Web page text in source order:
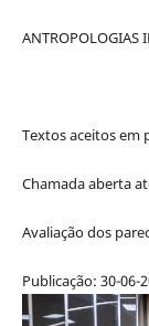
ANTROPOLOGIAS
Textos aceitos em
Chamada aberta
Avaliação dos
Publicação: 30-06-